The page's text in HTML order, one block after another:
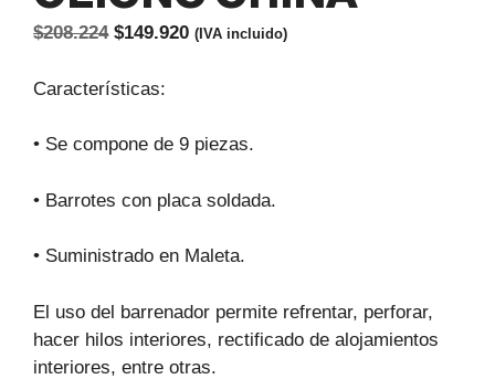
$208.224 El
original
$208.224.
$149.920El
$149.920.
(IVA incluido)
Características:
• Se compone de 9 piezas.
• Barrotes con placa soldada.
• Suministrado en Maleta.
El uso del barrenador permite refrentar, perforar,
hacer hilos interiores, rectificado de alojamientos
interiores, entre otras.